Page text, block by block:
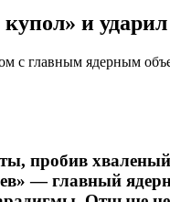
и
пробив
— главный